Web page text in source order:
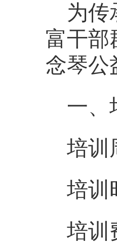
为传
富干部
念琴公
一、
培训
培训
培训